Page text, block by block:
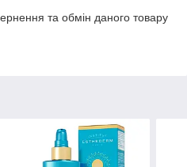
та обмін даного товару